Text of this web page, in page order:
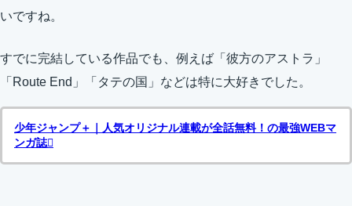
いですね。
すでに完結している作品でも、例えば「彼方のアストラ」
「Route End」「タテの国」などは特に大好きでした。
少年ジャンプ＋｜人気オリジナル連載が全話無料！の最強WEBマ
ンガ誌